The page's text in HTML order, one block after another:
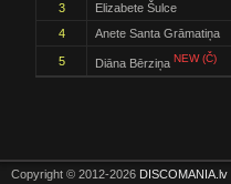
3 Elizabete Šulce
4
Anete Santa Grāmatiņa
5 Diāna Bērziņa NEW (Č)
Copyright © 2012-2026 DISCOMANIA.lv